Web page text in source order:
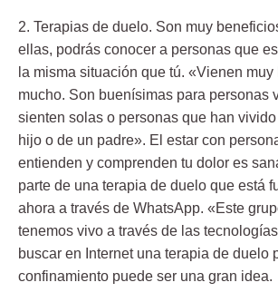
2. Terapias de duelo. Son muy
ellas, podrás conocer a personas que
la misma situación que tú. «Vienen
mucho. Son buenísimas para personas
sienten solas o personas que han
hijo o de un padre». El estar con
entienden y comprenden tu dolor es
parte de una terapia de duelo que está
ahora a través de WhatsApp. «Este
tenemos vivo a través de las
buscar en Internet una terapia de duelo
confinamiento puede ser una gran idea.